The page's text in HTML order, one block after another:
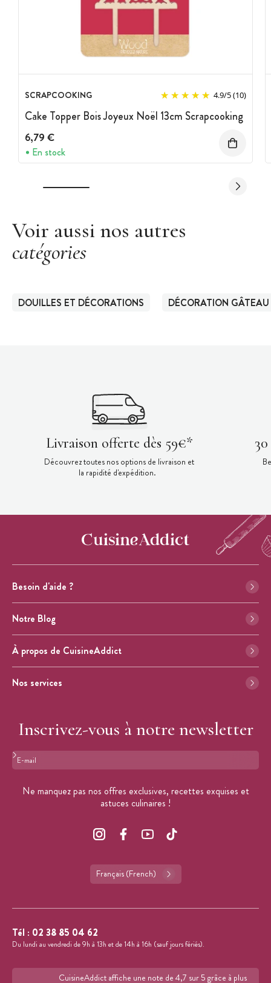
SCRAPCOOKING 4.9/5(10)
Cake Topper Bois Joyeux Noël 13cm Scrapcooking
6,79 €
En stock
Voir aussi nos autres
catégories
DOUILLES ET DÉCORATIONS DÉCORATION GÂTEAU
Livraison offerte dès 59€*
Découvrez toutes nos options de livraison et
la rapidité d'expédition.
Besoin d'aide ?
Notre Blog
À propos de CuisineAddict
Nos services
Inscrivez-vous à notre newsletter
Format : adresse@email.com
Ne manquez pas nos offres exclusives, recettes exquises et
astuces culinaires !
Français (French)
Tél : 02 38 85 04 62
Du lundi au vendredi de 9h à 13h et de 14h à 16h (sauf jours fériés).
CuisineAddict affiche une note de 4,7 sur 5 grâce à plus